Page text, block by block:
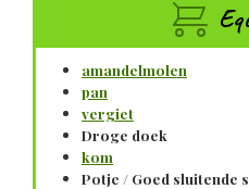
amandelmolen
pan
vergiet
Droge doek
kom
Potje / Goed sluitende